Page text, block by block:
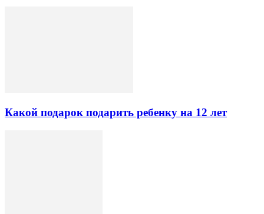
Какой подарок подарить ребенку на 12 лет